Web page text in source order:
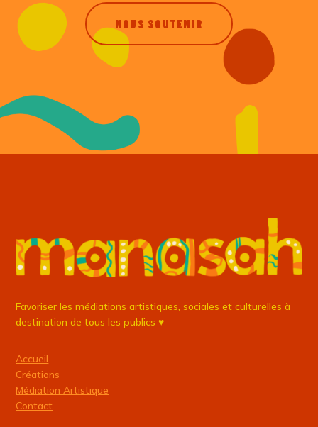
NOUS SOUTENIR
Favoriser les médiations artistiques, sociales et culturelles à
destination de tous les publics ♥
Accueil
Créations
Médiation Artistique
Contact